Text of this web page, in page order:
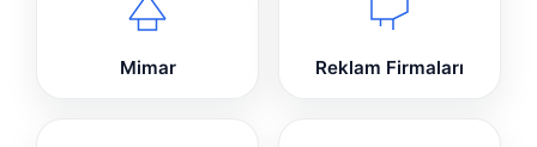
Mimar Reklam Firmaları